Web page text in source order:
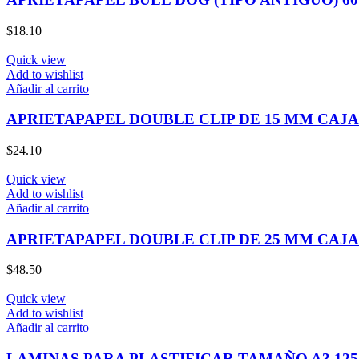
$18.10
Quick view
Add to wishlist
Añadir al carrito
APRIETAPAPEL DOUBLE CLIP DE 15 MM CAJA
$24.10
Quick view
Add to wishlist
Añadir al carrito
APRIETAPAPEL DOUBLE CLIP DE 25 MM CAJA
$48.50
Quick view
Add to wishlist
Añadir al carrito